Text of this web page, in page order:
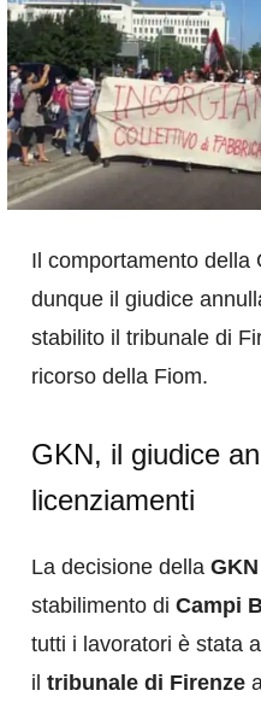
Il comportamento della
dunque il giudice
stabilito il tribunale di
ricorso della Fiom.
GKN, il giudice
licenziamenti
La decisione della GKN
stabilimento di Campi
tutti i lavoratori è stata
il tribunale di Firenze